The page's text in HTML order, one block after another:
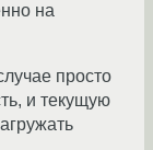
на
просто
и текущую